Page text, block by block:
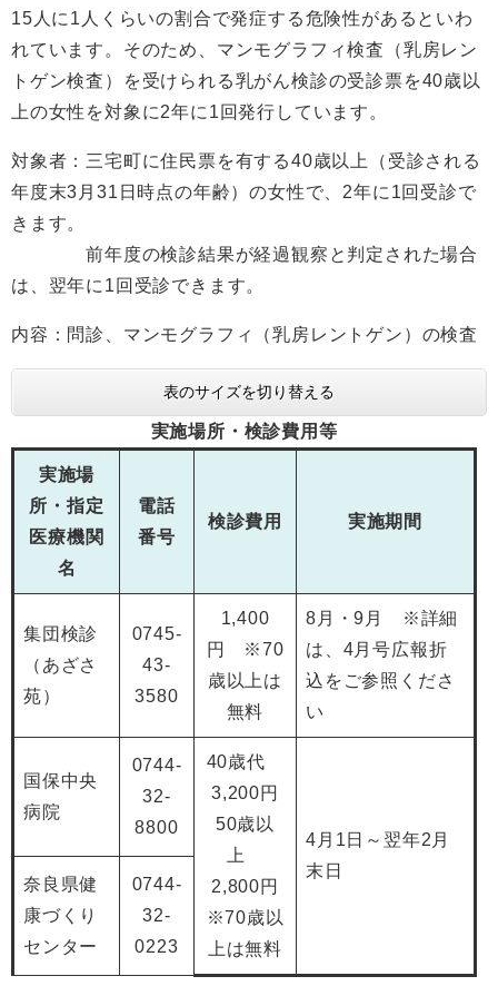
15人に1人くらいの割合で発症する危険性があるといわ
れています。そのため、マンモグラフィ検査（乳房レン
トゲン検査）を受けられる乳がん検診の受診票を40歳以
上の女性を対象に2年に1回発行しています。
対象者：三宅町に住民票を有する40歳以上（受診される
年度末3月31日時点の年齢）の女性で、2年に1回受診で
きます。
前年度の検診結果が経過観察と判定された場合
は、翌年に1回受診できます。
内容：問診、マンモグラフィ（乳房レントゲン）の検査
表のサイズを切り替える
実施場所・検診費用等
実施場
所・指定
医療機関
名
電話
番号
検診費用 実施期間
集団検診
（あざさ
苑）
0745-
43-
3580
1,400
円 ※70
歳以上は
無料
8月・9月 ※詳細
は、4月号広報折
込をご参照くださ
い
国保中央
病院
0744-
32-
8800
40歳代
3,200円
50歳以
上
2,800円
※70歳以
上は無料
4月1日～翌年2月
末日
奈良県健
康づくり
センター
0744-
32-
0223